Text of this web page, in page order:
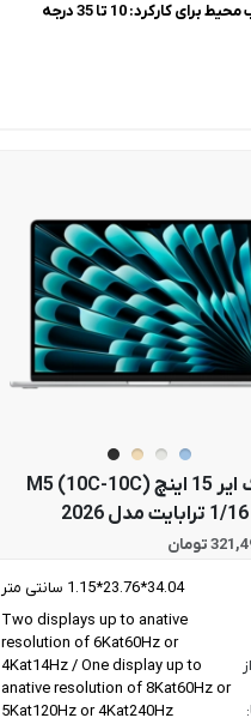
کارکرد: 10 تا 35 درجه
مک بوک ایر 15 اینچ M5 (10C-10C)
34.04*23.76*1.15 سانتی متر
Two displays up to anative
resolution of 6Kat60Hz or
4Kat14Hz / One display up to
anative resolution of 8Kat60Hz or
5Kat120Hz or 4Kat240Hz